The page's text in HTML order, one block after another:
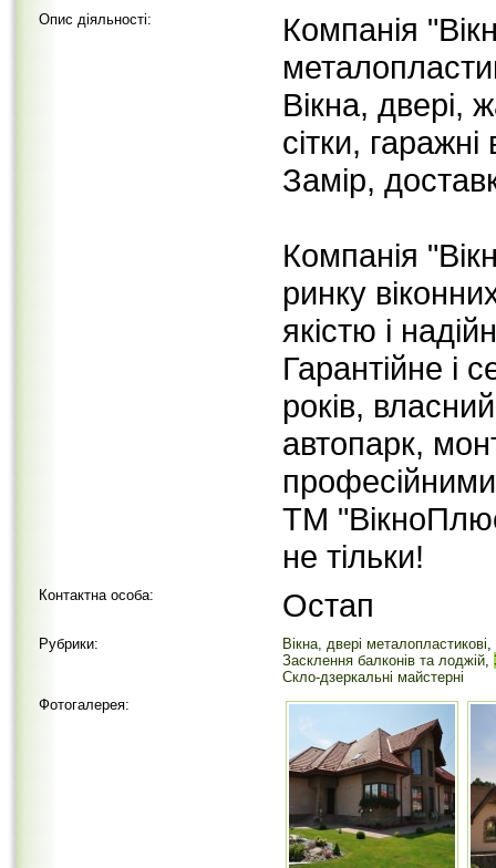
Опис діяльності:
Компанія
Вікна, двері,
сітки,
Замір,
Компанія
ринку
якістю і
Гарантійне і
років,
автопарк,
ТМ
не тільки!
Контактна особа: Остап
Рубрики: Вікна, двері металопластикові,
Засклення балконів та лоджій,
Скло-дзеркальні майстерні
Фотогалерея: